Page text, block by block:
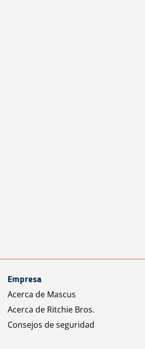
Empresa
Acerca de Mascus
Acerca de Ritchie Bros.
Consejos de seguridad